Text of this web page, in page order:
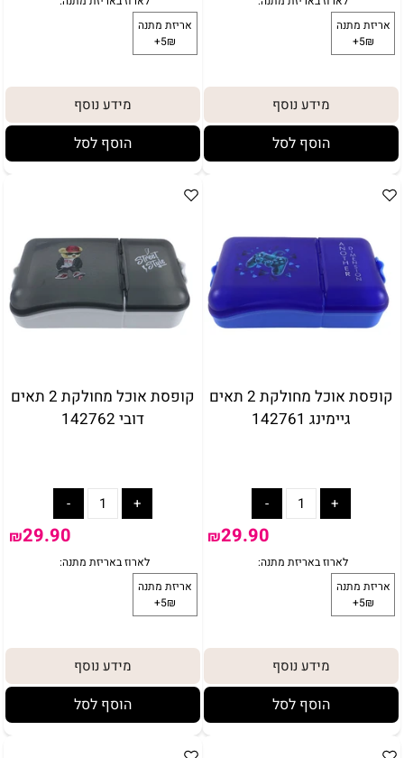
מתנה:
לארוז באריזת מתנה:
מידע נוסף
הוסף לסל
מידע נוסף
הוסף לסל
קופסת אוכל מחולקת 2 תאים
גיימינג 142761
₪29.90
מידע נוסף
הוסף לסל
קופסת אוכל מחולקת 2 תאים
דובי 142762
₪29.90
מידע נוסף
הוסף לסל